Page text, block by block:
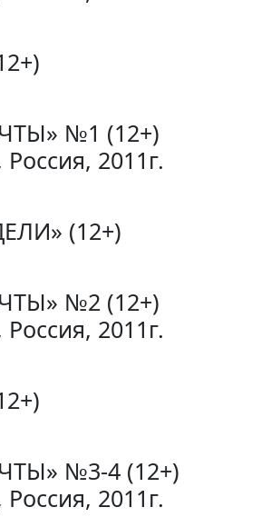
№1 (12+)
2011г.
(12+)
№2 (12+)
2011г.
№3-4 (12+)
2011г.